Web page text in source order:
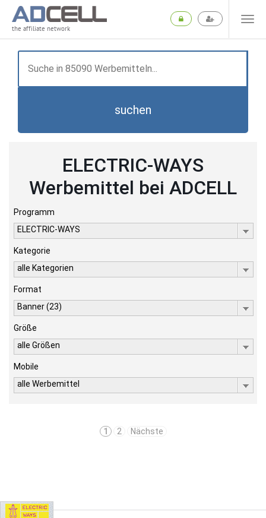
the affiliate network
suchen
ELECTRIC-WAYS
Werbemittel bei ADCELL
Programm
ELECTRIC-WAYS
Kategorie
alle Kategorien
Format
Banner (23)
Größe
alle Größen
Mobile
alle Werbemittel
1 2 Nächste